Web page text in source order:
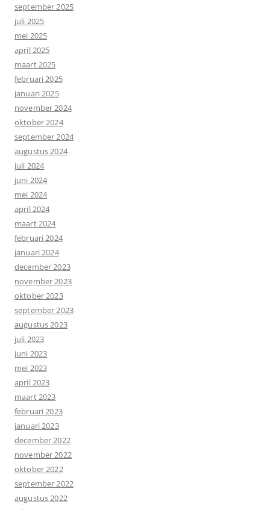
september 2025
juli 2025
mei 2025
april 2025
maart 2025
februari 2025
januari 2025
november 2024
oktober 2024
september 2024
augustus 2024
juli 2024
juni 2024
mei 2024
april 2024
maart 2024
februari 2024
januari 2024
december 2023
november 2023
oktober 2023
september 2023
augustus 2023
juli 2023
juni 2023
mei 2023
april 2023
maart 2023
februari 2023
januari 2023
december 2022
november 2022
oktober 2022
september 2022
augustus 2022